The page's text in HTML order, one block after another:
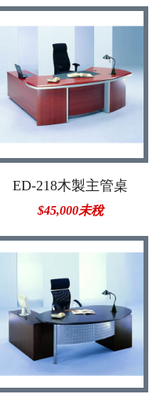
ED-218木製主管桌
$45,000未稅